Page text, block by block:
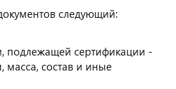
следующий:
подлежащей сертификации -
состав и иные